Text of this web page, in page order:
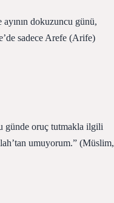
dokuzuncu günü,
sadece Arefe (Arife)
günde oruç tutmakla ilgili
umuyorum.” (Müslim,